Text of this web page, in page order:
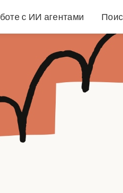
с ИИ агентами